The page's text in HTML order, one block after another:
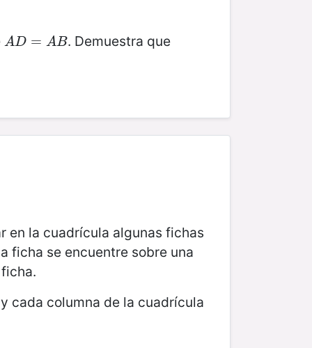
A D = A B
AD=AB
. Demuestra que
en la cuadrícula algunas fichas
ficha se encuentre sobre una
cada columna de la cuadrícula